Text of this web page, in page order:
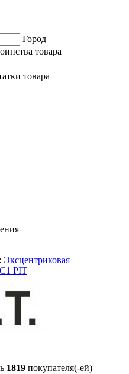
Город
товара
товара
Эксцентриковая
PIT
1819 покупателя(-ей)